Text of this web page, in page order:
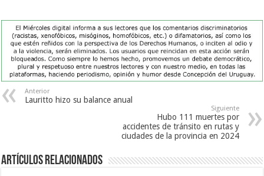
Anterior
Lauritto hizo su balance anual
Siguiente
Hubo 111 muertes por
accidentes de tránsito en rutas y
ciudades de la provincia en 2024
Artículos Relacionados